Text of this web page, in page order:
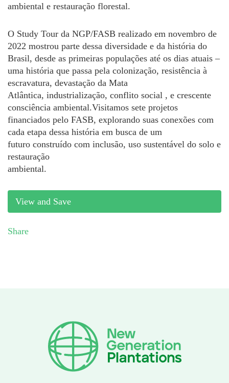
ambiental e restauração florestal.
O Study Tour da NGP/FASB realizado em novembro de
2022 mostrou parte dessa diversidade e da história do
Brasil, desde as primeiras populações até os dias atuais –
uma história que passa pela colonização, resistência à
escravatura, devastação da Mata
Atlântica, industrialização, conflito social , e crescente
consciência ambiental.Visitamos sete projetos
financiados pelo FASB, explorando suas conexões com
cada etapa dessa história em busca de um
futuro construído com inclusão, uso sustentável do solo e
restauração
ambiental.
View and Save
Share